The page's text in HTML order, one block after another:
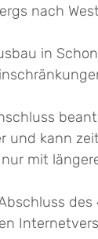
nach
in
kann
mit